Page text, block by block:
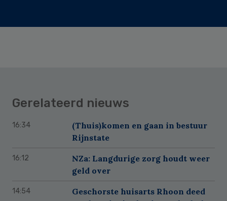
Gerelateerd nieuws
16:34
(Thuis)komen en gaan in bestuur
Rijnstate
16:12
NZa: Langdurige zorg houdt weer
geld over
14:54
Geschorste huisarts Rhoon deed